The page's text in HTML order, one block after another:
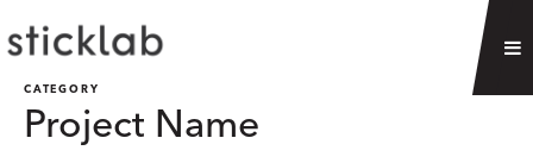
CATEGORY
Project Name